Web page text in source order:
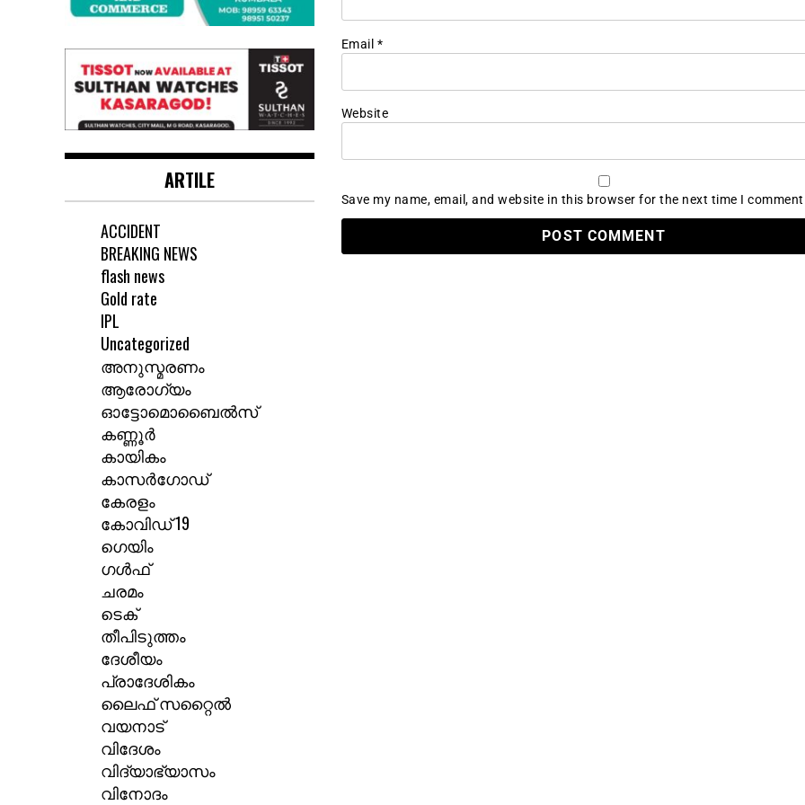
Email *
Website
Save my name, email, and website in this browser for the next time I
ARTILE
ACCIDENT
BREAKING NEWS
flash news
Gold rate
IPL
Uncategorized
അനുസ്മരണം
ആരോഗ്യം
ഓട്ടോമൊബൈൽസ്
കണ്ണൂർ
കായികം
കാസർഗോഡ്
കേരളം
കോവിഡ് 19
ഗെയിം
ഗൾഫ്
ചരമം
ടെക്
തീപിടുത്തം
ദേശീയം
പ്രാദേശികം
ലൈഫ് സറ്റൈൽ
വയനാട്
വിദേശം
വിദ്യാഭ്യാസം
വിനോദം